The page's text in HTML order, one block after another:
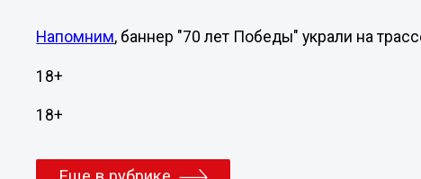
Напомним, баннер "70 лет Победы" украли на
18+
18+